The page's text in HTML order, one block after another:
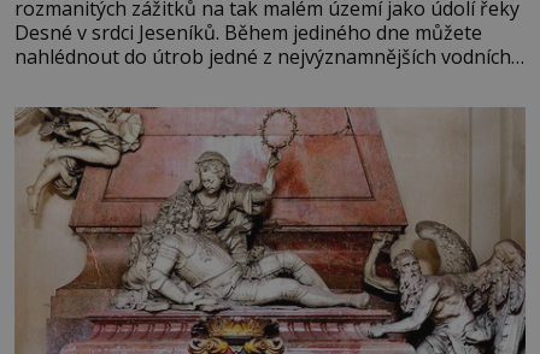
rozmanitých zážitků na tak malém území jako údolí řeky
Desné v srdci Jeseníků. Během jediného dne můžete
nahlédnout do útrob jedné z nejvýznamnějších vodních
se na koloběžce a den zakončit poznáváním památek ve
Velkých Losinách nebo v termálním